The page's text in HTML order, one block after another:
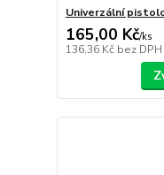
Univerzální
165,00 Kč/ks
136,36 Kč bez DPH